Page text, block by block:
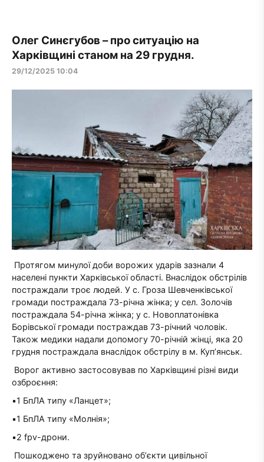
Олег Синєгубов – про ситуацію на
Харківщині станом на 29 грудня.
29/12/2025 10:04
Протягом минулої доби ворожих ударів зазнали 4
населені пункти Харківської області. Внаслідок обстрілів
постраждали троє людей. У с. Гроза Шевченківської
громади постраждала 73-річна жінка; у сел. Золочів
постраждала 54-річна жінка; у с. Новоплатонівка
Борівської громади постраждав 73-річний чоловік.
Також медики надали допомогу 70-річній жінці, яка 20
грудня постраждала внаслідок обстрілу в м. Куп’янськ.
Ворог активно застосовував по Харківщині різні види
озброєння:
▪️1 БпЛА типу «Ланцет»;
▪️1 БпЛА типу «Молнія»;
▪️2 fpv-дрони.
Пошкоджено та зруйновано обʼєкти цивільної